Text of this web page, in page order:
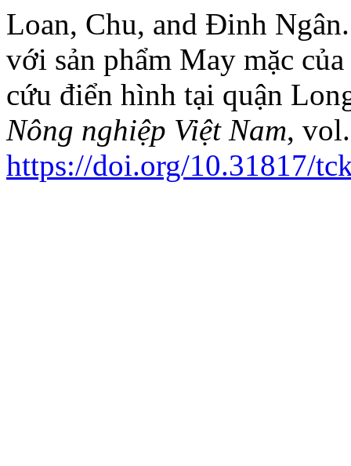
Loan, Chu, and Đinh
với sản phẩm May mặc
cứu điển hình tại quận
Nông nghiệp Việt Nam,
https://doi.org/10.31817/